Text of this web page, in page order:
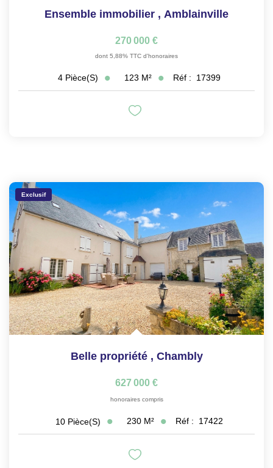
Ensemble immobilier , Amblainville
270 000 €
dont 5,88% TTC d'honoraires
4 Pièce(s) 123 M² Réf : 17399
Exclusif
Belle propriété , Chambly
627 000 €
honoraires compris
10 Pièce(s) 230 M² Réf : 17422